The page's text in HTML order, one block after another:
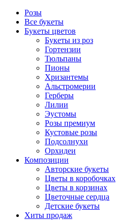
Розы
Все букеты
Букеты цветов
Букеты из роз
Гортензии
Тюльпаны
Пионы
Хризантемы
Альстромерии
Герберы
Лилии
Эустомы
Розы премиум
Кустовые розы
Подсолнухи
Орхидеи
Композиции
Авторские букеты
Цветы в коробочках
Цветы в корзинах
Цветочные сердца
Детские букеты
Хиты продаж